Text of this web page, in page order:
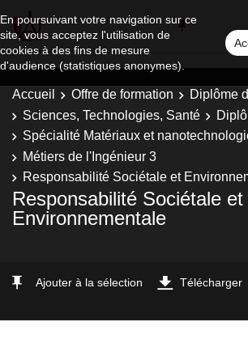
En poursuivant votre navigation sur ce
site, vous acceptez l'utilisation de
cookies à des fins de mesure
d'audience (statistiques anonymes).
Accueil Offre de formation
Diplôme
Sciences, Technologies, Santé
Spécialité Matériaux et
Métiers de l'Ingénieur 3
Responsabilité Sociétale et
Responsabilité Sociétale et
Environnementale
Ajouter à la sélection Télécharger